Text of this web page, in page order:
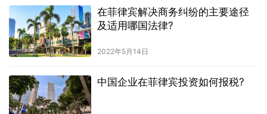
在菲律宾解决商务纠纷的主要途径
及适用哪国法律?
2022年5月14日
中国企业在菲律宾投资如何报税?